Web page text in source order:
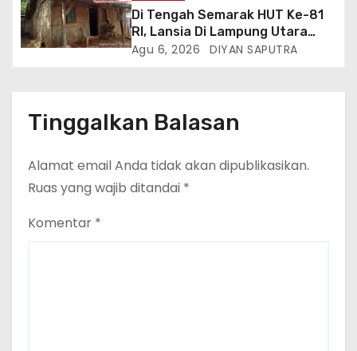
Di Tengah Semarak HUT Ke-81
RI, Lansia Di Lampung Utara
Hidup Memprihatinkan
Agu 6, 2026 DIYAN SAPUTRA
Tinggalkan Balasan
Alamat email Anda tidak akan dipublikasikan.
Ruas yang wajib ditandai *
Komentar *